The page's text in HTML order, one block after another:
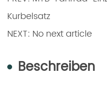
Kurbelsatz
NEXT: No next article
Beschreiben